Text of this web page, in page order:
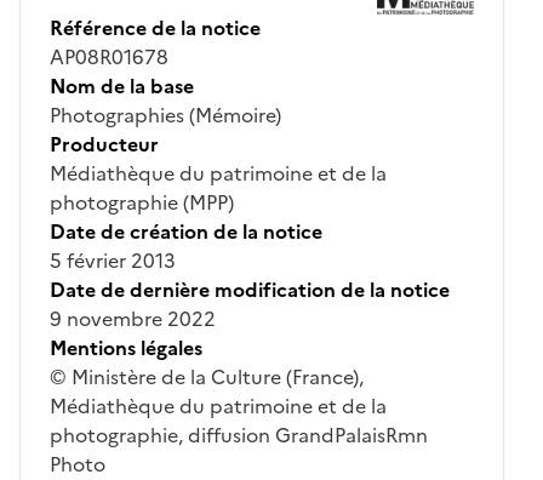
Référence de la notice
AP08R01678
Nom de la base
Photographies (Mémoire)
Producteur
Médiathèque du patrimoine et de la
photographie (MPP)
Date de création de la notice
5 février 2013
Date de dernière modification de la notice
9 novembre 2022
Mentions légales
© Ministère de la Culture (France),
Médiathèque du patrimoine et de la
photographie, diffusion GrandPalaisRmn
Photo